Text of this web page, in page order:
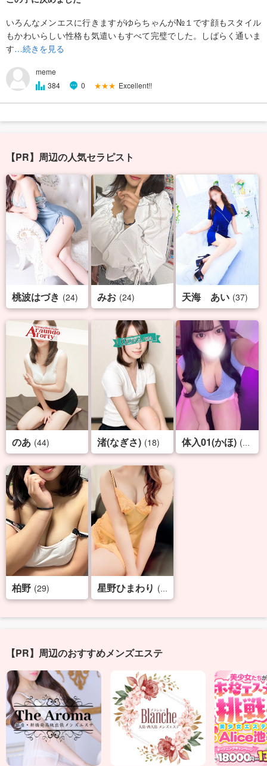
いろんなメンエスに行きますがゆらちゃんが№１です顔もスタイル
もかわいらしい性格も気遣いもすべて完璧でした。しばらく通いま
す…続きを見る
meme
384
0 ★★★ Excellent!!
【PR】周辺の人気セラピスト
桃波はづき (24) みお (24) 天海 あい (37)
のあ (44) 渚(なぎさ) (18) 体入01(かほ) (19)
柏野 (29) 星野ひまわり (35)
【PR】周辺のおすすめメンズエステ